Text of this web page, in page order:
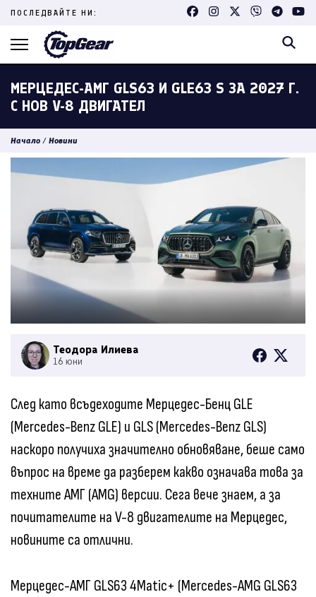
Skip
content
ПОСЛЕДВАЙТЕ НИ:
МЕРЦЕДЕС-АМГ GLS63 И GLE63 S ЗА 2027 Г.
С НОВ V-8 ДВИГАТЕЛ
Начало / Новини
Теодора Илиева
16 юни
След като всъдеходите Мерцедес-Бенц GLE
(Mercedes-Benz GLE) и GLS (Mercedes-Benz GLS)
наскоро получиха значително обновяване, беше само
въпрос на време да разберем какво означава това за
техните АМГ (AMG) версии. Сега вече знаем, а за
почитателите на V-8 двигателите на Мерцедес,
новините са отлични.
Мерцедес-АМГ GLS63 4Matic+ (Mercedes-AMG GLS63